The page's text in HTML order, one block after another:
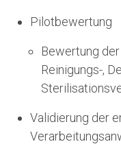
Pilotbewertung
Bewertung
Reinigungs-,
Validierung der